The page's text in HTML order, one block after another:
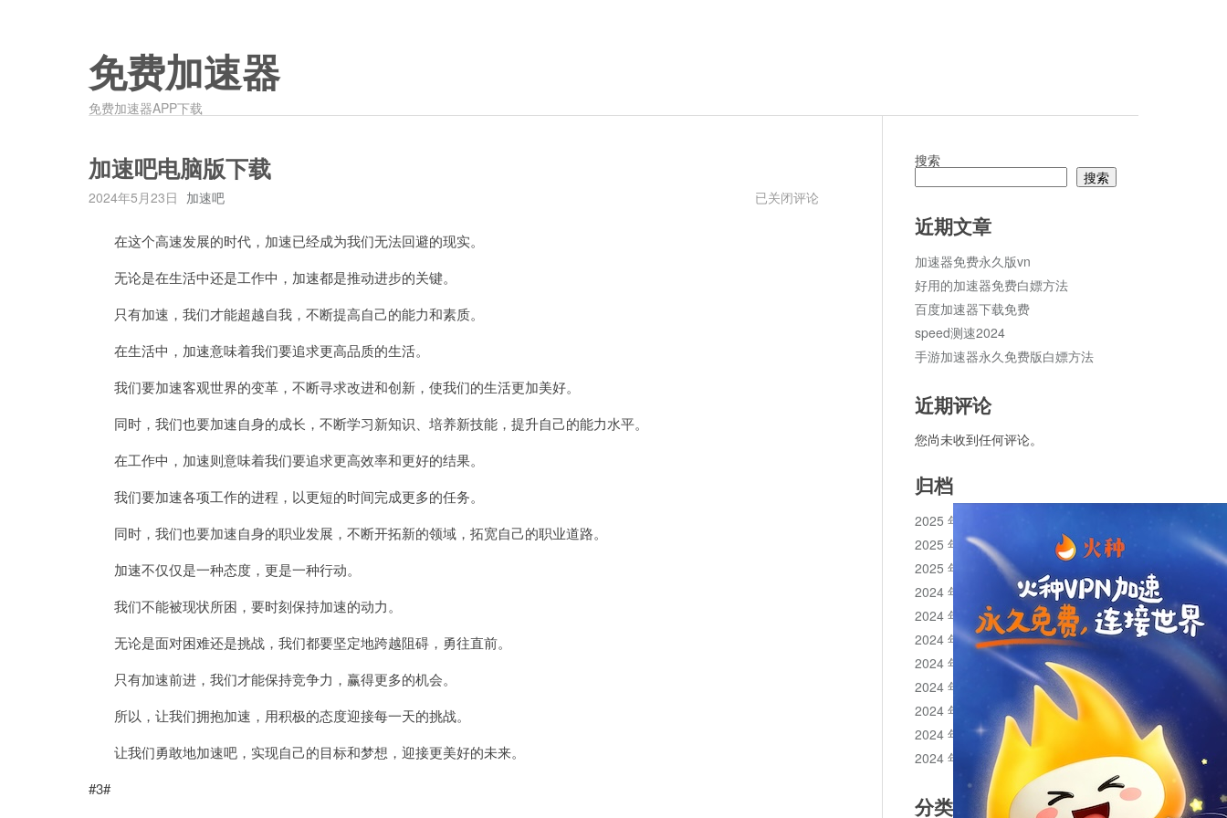
免费加速器
免费加速器APP下载
加速吧电脑版下载
2024年5月23日 加速吧
加
已关闭评论
在这个高速发展的时代，加速已经成为我们无法回避的现实。
无论是在生活中还是工作中，加速都是推动进步的关键。
只有加速，我们才能超越自我，不断提高自己的能力和素质。
在生活中，加速意味着我们要追求更高品质的生活。
我们要加速客观世界的变革，不断寻求改进和创新，使我们的生活更加美好。
同时，我们也要加速自身的成长，不断学习新知识、培养新技能，提升自己的能力水平。
在工作中，加速则意味着我们要追求更高效率和更好的结果。
我们要加速各项工作的进程，以更短的时间完成更多的任务。
同时，我们也要加速自身的职业发展，不断开拓新的领域，拓宽自己的职业道路。
加速不仅仅是一种态度，更是一种行动。
我们不能被现状所困，要时刻保持加速的动力。
无论是面对困难还是挑战，我们都要坚定地跨越阻碍，勇往直前。
只有加速前进，我们才能保持竞争力，赢得更多的机会。
所以，让我们拥抱加速，用积极的态度迎接每一天的挑战。
让我们勇敢地加速吧，实现自己的目标和梦想，迎接更美好的未来。
#3#
搜索
搜索
近期文章
加速器免费永久版vn
好用的加速器免费白嫖方法
百度加速器下载免费
speed测速2024
手游加速器永久免费版白嫖方法
近期评论
您尚未收到任何评论。
归档
2025 年 11 月
2025 年 10 月
2025 年 1 月
2024 年 12 月
2024 年 11 月
2024 年 10 月
2024 年 9 月
2024 年 8 月
2024 年 7 月
2024 年 6 月
2024 年 5 月
分类目录